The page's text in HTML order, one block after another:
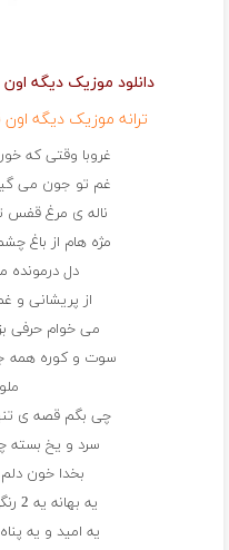
دانلود موزیک دیگه
ترانه موزیک دیگه
غروبا وقتی که
غم تو جون می
ناله ی مرغ قفس
مژه هام از باغ
دل درمونده
از پریشانی و
می خوام حرفی
سوت و کوره همه
چی بگم قصه ی
سرد و یخ بسته
بخدا خون
یه بهانه یه 2 رنگی و فریبی که گذشت
یه امید و یه